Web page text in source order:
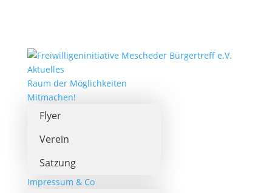
Aktuelles
Raum der Möglichkeiten
Mitmachen!
Flyer
Verein
Satzung
Impressum & Co